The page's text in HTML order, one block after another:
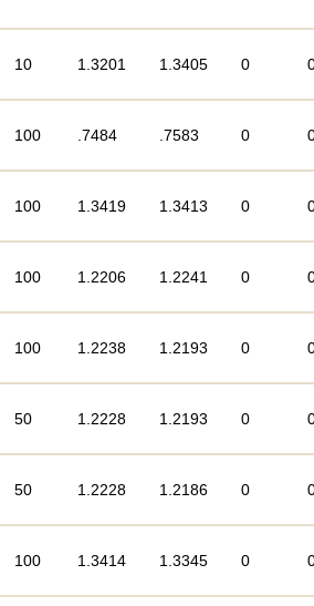
10 1.3201 1.3405 0
100 .7484 .7583 0
100 1.3419 1.3413 0
100 1.2206 1.2241 0
100 1.2238 1.2193 0
50 1.2228 1.2193 0
50 1.2228 1.2186 0
100 1.3414 1.3345 0